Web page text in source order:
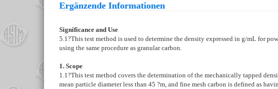
Ergänzende Informationen
Significance and Use
5.1?This test method is used to determine the density expressed in g/mL for
using the same procedure as granular carbon.
1. Scope
1.1?This test method covers the determination of the mechanically tapped
mean particle diameter less than 45 ?m, and fine mesh carbon is defined as